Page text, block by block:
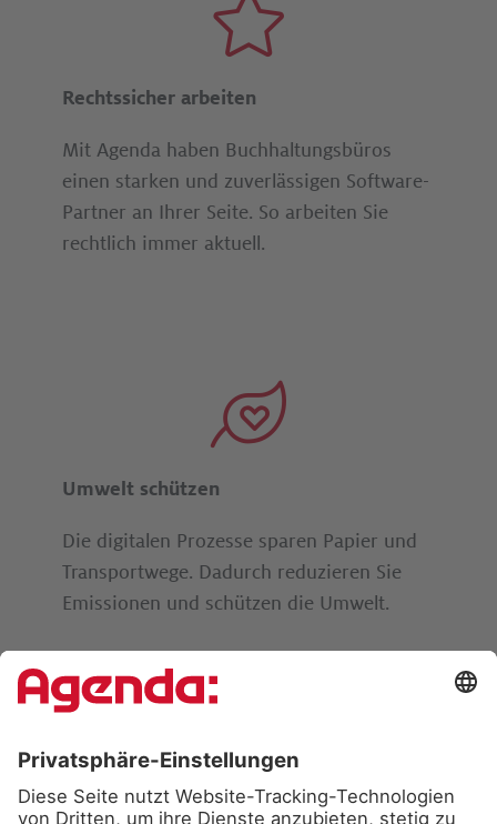
Rechtssicher arbeiten
Mit Agenda haben Buch­hal­tungs­büros
einen starken und zu­ver­läs­si­gen Software-
Partner an Ihrer Seite. So arbeiten Sie
recht­lich immer aktuell.
Umwelt schützen
Die digitalen Prozesse sparen Papier und
Tran­sport­we­ge. Dadurch re­du­­­zie­ren Sie
Emis­sio­nen und schützen die Um­welt.